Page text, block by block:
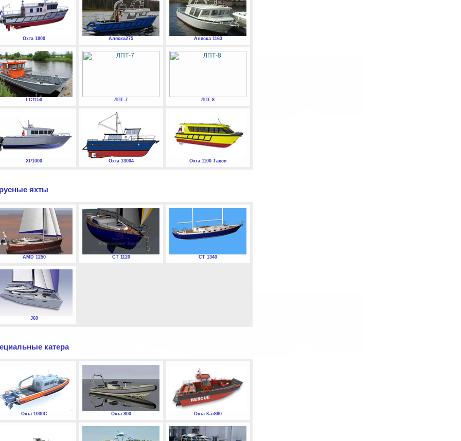
Охта 1800 Аляска275 Аляска 1163
LC1150 ЛПТ-7 ЛПТ-8
XP1000 Охта 13004 Охта 1100 Такси
яхты
AMD 1250 СТ 1120 СТ 1340
J60
катера
Охта 1000С Охта 800 Охта Кат860